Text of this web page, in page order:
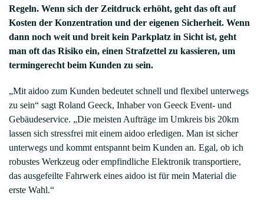
Regeln. Wenn sich der Zeitdruck erhöht, geht das oft auf
Kosten der Konzentration und der eigenen Sicherheit. Wenn
dann noch weit und breit kein Parkplatz in Sicht ist, geht
man oft das Risiko ein, einen Strafzettel zu kassieren, um
termingerecht beim Kunden zu sein.
„Mit aidoo zum Kunden bedeutet schnell und flexibel unterwegs
zu sein“ sagt Roland Geeck, Inhaber von Geeck Event- und
Gebäudeservice. „Die meisten Aufträge im Umkreis bis 20km
lassen sich stressfrei mit einem aidoo erledigen. Man ist sicher
unterwegs und kommt entspannt beim Kunden an. Egal, ob ich
robustes Werkzeug oder empfindliche Elektronik transportiere,
das ausgefeilte Fahrwerk eines aidoo ist für mein Material die
erste Wahl.“